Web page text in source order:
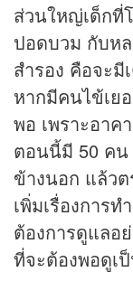
ส่วนใหญ่เด็กที่
ปอดบวม กับห
สำรอง คือจะมี
หากมีคนไข้เย
พอ เพราะอา
ตอนนี้มี 50 คน
ข้างนอก แล้วต
เพิ่มเรื่องการ
ต้องการดูแลอ
ที่จะต้องพอดูเ